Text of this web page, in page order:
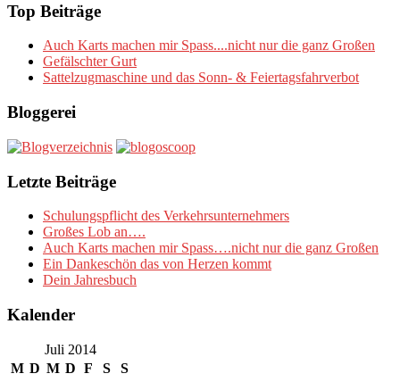
Top Beiträge
Auch Karts machen mir Spass....nicht nur die ganz Großen
Gefälschter Gurt
Sattelzugmaschine und das Sonn- & Feiertagsfahrverbot
Bloggerei
Letzte Beiträge
Schulungspflicht des Verkehrsunternehmers
Großes Lob an….
Auch Karts machen mir Spass….nicht nur die ganz Großen
Ein Dankeschön das von Herzen kommt
Dein Jahresbuch
Kalender
Juli 2014
M D M D F S
S